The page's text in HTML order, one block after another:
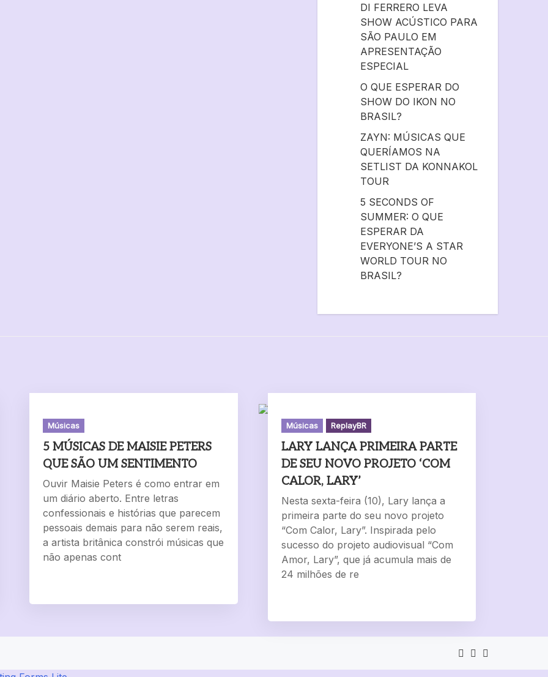
DI FERRERO LEVA
SHOW ACÚSTICO PARA
SÃO PAULO EM
APRESENTAÇÃO
ESPECIAL
O QUE ESPERAR DO
SHOW DO IKON NO
BRASIL?
ZAYN: MÚSICAS QUE
QUERÍAMOS NA
SETLIST DA KONNAKOL
TOUR
5 SECONDS OF
SUMMER: O QUE
ESPERAR DA
EVERYONE’S A STAR
WORLD TOUR NO
BRASIL?
Músicas
5 MÚSICAS DE MAISIE PETERS
QUE SÃO UM SENTIMENTO
Ouvir Maisie Peters é como entrar em
um diário aberto. Entre letras
confessionais e histórias que parecem
pessoais demais para não serem reais,
a artista britânica constrói músicas que
não apenas cont
Músicas ReplayBR
LARY LANÇA PRIMEIRA PARTE
DE SEU NOVO PROJETO ‘COM
CALOR, LARY’
Nesta sexta-feira (10), Lary lança a
primeira parte do seu novo projeto
“Com Calor, Lary”. Inspirada pelo
sucesso do projeto audiovisual “Com
Amor, Lary”, que já acumula mais de
24 milhões de re